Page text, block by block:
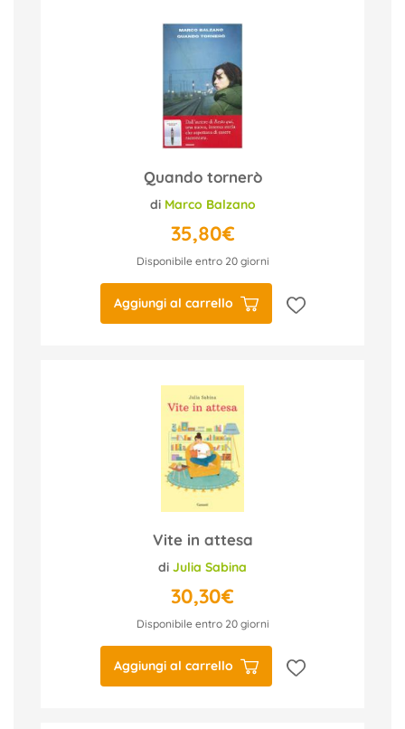
Quando tornerò
di Marco Balzano
35,80€
Disponibile entro 20 giorni
Aggiungi al carrello
Vite in attesa
di Julia Sabina
30,30€
Disponibile entro 20 giorni
Aggiungi al carrello